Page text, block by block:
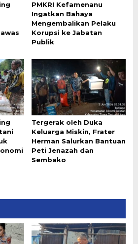
PMKRI Kefamenanu
Ingatkan Bahaya
Mengembalikan Pelaku
Korupsi ke Jabatan
Publik
Tergerak oleh Duka
Keluarga Miskin, Frater
Herman Salurkan Bantuan
Peti Jenazah dan
Sembako